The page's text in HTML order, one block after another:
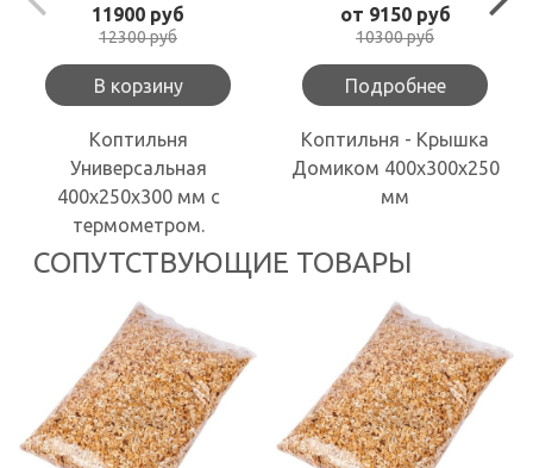
11900 руб
12300 руб
В корзину
Коптильня
Универсальная
400х250х300 мм с
термометром.
от 9150 руб
10300 руб
Подробнее
Коптильня - Крышка
Домиком 400х300х250
мм
СОПУТСТВУЮЩИЕ ТОВАРЫ